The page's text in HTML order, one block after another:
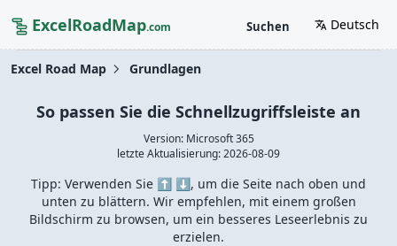
ExcelRoadMap.com Suchen Deutsch
Excel Road Map Grundlagen
So passen Sie die Schnellzugriffsleiste an
Version: Microsoft 365
letzte Aktualisierung:2026-08-09
Tipp: Verwenden Sie ⬆️ ⬇️, um die Seite nach oben und
unten zu blättern. Wir empfehlen, mit einem großen
Bildschirm zu browsen, um ein besseres Leseerlebnis zu
erzielen.